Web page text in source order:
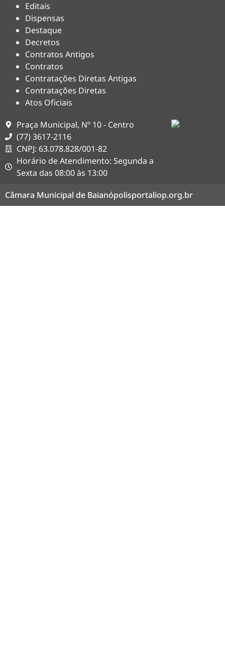
Editais
Dispensas
Destaque
Decretos
Contratos Antigos
Contratos
Contratações Diretas Antigas
Contratações Diretas
Atos Oficiais
Praça Municipal, Nº 10 - Centro
(77) 3617-2116
CNPJ: 63.078.828/001-82
Horário de Atendimento: Segunda a
Sexta das 08:00 às 13:00
Câmara Municipal de Baianópolisportaliop.org.br